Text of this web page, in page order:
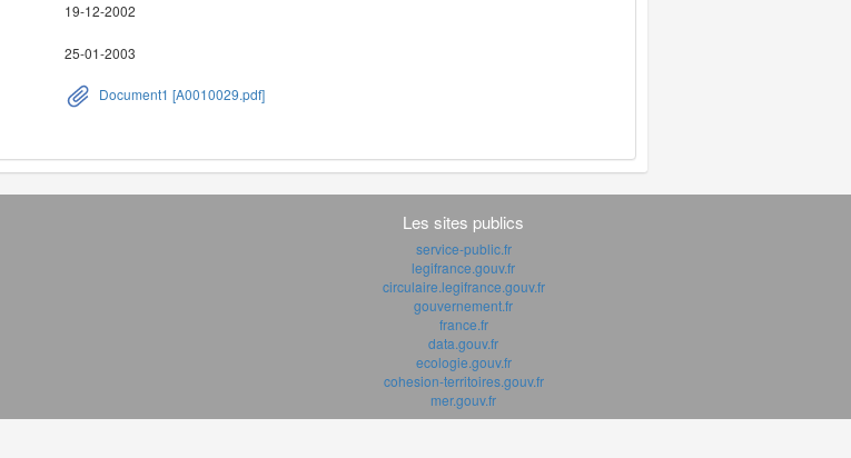
19-12-2002
25-01-2003
Document1 [A0010029.pdf]
Les sites publics
service-public.fr
legifrance.gouv.fr
circulaire.legifrance.gouv.fr
gouvernement.fr
france.fr
data.gouv.fr
ecologie.gouv.fr
cohesion-territoires.gouv.fr
mer.gouv.fr